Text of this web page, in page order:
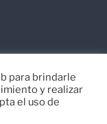
para brindarle
y realizar
el uso de